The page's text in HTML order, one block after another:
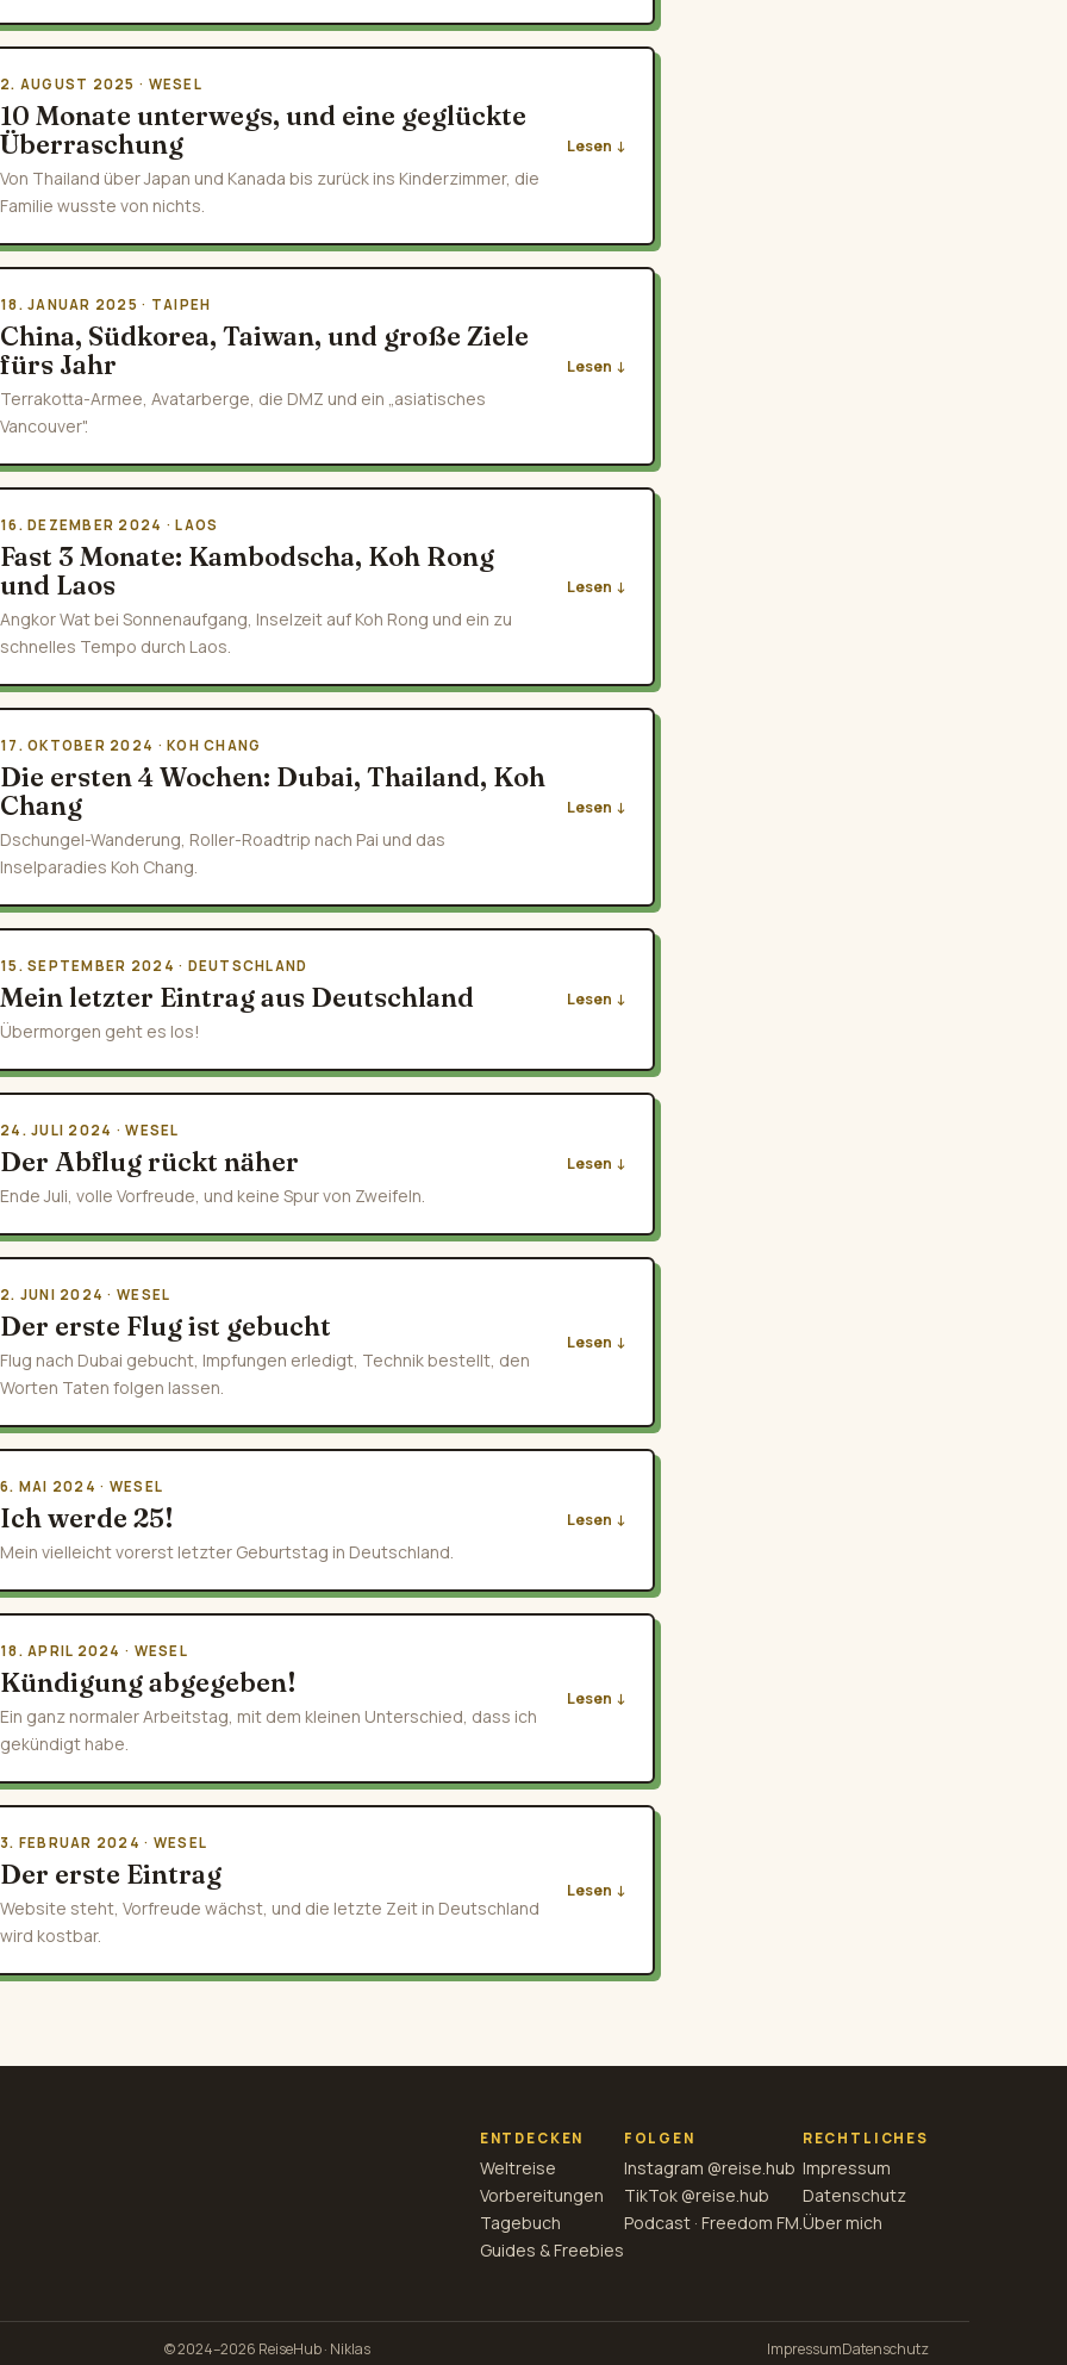
2. AUGUST 2025 · WESEL
10 Monate unterwegs, und eine geglückte
Überraschung
Von Thailand über Japan und Kanada bis zurück ins Kinderzimmer, die
Familie wusste von nichts.
Lesen
18. JANUAR 2025 · TAIPEH
China, Südkorea, Taiwan, und große Ziele
fürs Jahr
Terrakotta-Armee, Avatarberge, die DMZ und ein „asiatisches
Vancouver".
Lesen
16. DEZEMBER 2024 · LAOS
Fast 3 Monate: Kambodscha, Koh Rong
und Laos
Angkor Wat bei Sonnenaufgang, Inselzeit auf Koh Rong und ein zu
schnelles Tempo durch Laos.
Lesen
17. OKTOBER 2024 · KOH CHANG
Die ersten 4 Wochen: Dubai, Thailand, Koh
Chang
Dschungel-Wanderung, Roller-Roadtrip nach Pai und das
Inselparadies Koh Chang.
Lesen
15. SEPTEMBER 2024 · DEUTSCHLAND
Mein letzter Eintrag aus Deutschland
Übermorgen geht es los!
Lesen
24. JULI 2024 · WESEL
Der Abflug rückt näher
Ende Juli, volle Vorfreude, und keine Spur von Zweifeln.
Lesen
2. JUNI 2024 · WESEL
Der erste Flug ist gebucht
Flug nach Dubai gebucht, Impfungen erledigt, Technik bestellt, den
Worten Taten folgen lassen.
Lesen
6. MAI 2024 · WESEL
Ich werde 25!
Mein vielleicht vorerst letzter Geburtstag in Deutschland.
Lesen
18. APRIL 2024 · WESEL
Kündigung abgegeben!
Ein ganz normaler Arbeitstag, mit dem kleinen Unterschied, dass ich
gekündigt habe.
Lesen
3. FEBRUAR 2024 · WESEL
Der erste Eintrag
Website steht, Vorfreude wächst, und die letzte Zeit in Deutschland
wird kostbar.
Lesen
ENTDECKEN
Weltreise
Vorbereitungen
Tagebuch
Guides & Freebies
FOLGEN
Instagram @reise.hub
TikTok @reise.hub
Podcast · Freedom FM.
RECHTLICHES
Impressum
Datenschutz
Über mich
© 2024–2026 ReiseHub · Niklas ImpressumDatenschutz